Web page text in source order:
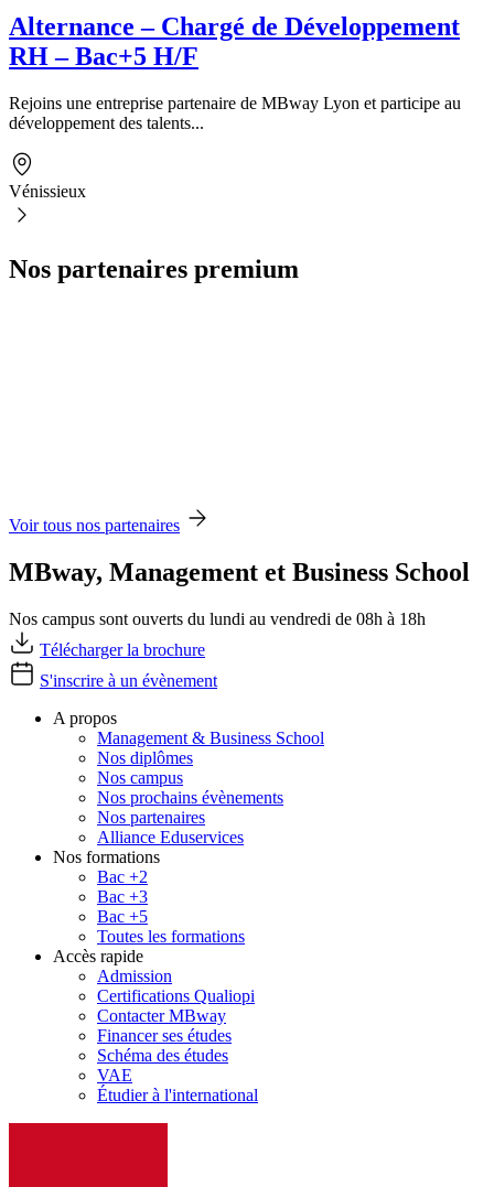
Alternance – Chargé de Développement
RH – Bac+5 H/F
Rejoins une entreprise partenaire de MBway Lyon et participe au
développement des talents...
Vénissieux
Nos partenaires premium
Voir tous nos partenaires
MBway, Management et Business School
Nos campus sont ouverts du lundi au vendredi de 08h à 18h
Télécharger la brochure
S'inscrire à un évènement
A propos
Management & Business School
Nos diplômes
Nos campus
Nos prochains évènements
Nos partenaires
Alliance Eduservices
Nos formations
Bac +2
Bac +3
Bac +5
Toutes les formations
Accès rapide
Admission
Certifications Qualiopi
Contacter MBway
Financer ses études
Schéma des études
VAE
Étudier à l'international